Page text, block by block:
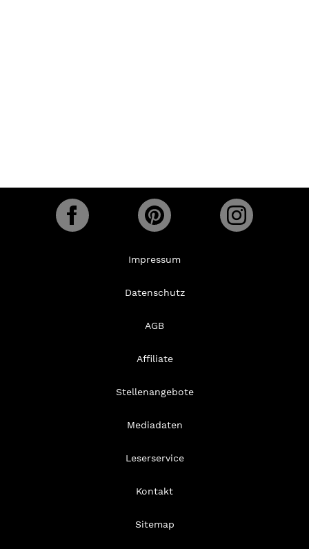
Impressum
Datenschutz
AGB
Affiliate
Stellenangebote
Mediadaten
Leserservice
Kontakt
Sitemap